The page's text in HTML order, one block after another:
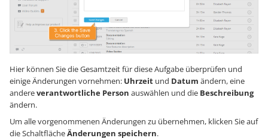
Hier können Sie die Gesamtzeit für diese Aufgabe überprüfen und
einige Änderungen vornehmen: Uhrzeit und Datum ändern, eine
andereverantwortliche Person auswählen und die Beschreibung
ändern.
Um alle vorgenommenen Änderungen zu übernehmen, klicken Sie auf
die SchaltflächeÄnderungen speichern.